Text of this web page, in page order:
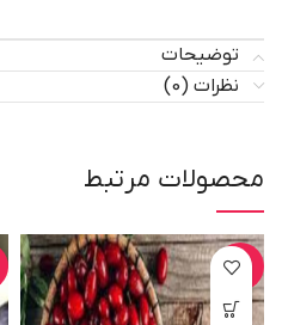
توضیحات
نظرات (0)
محصولات مرتبط
-12%